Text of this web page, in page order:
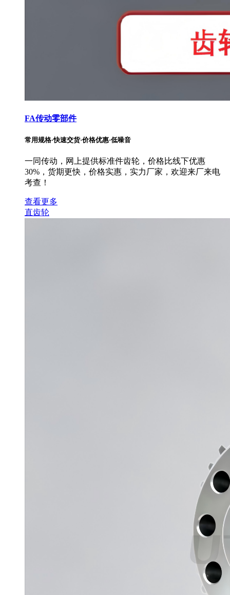
FA传动零部件
常用规格·快速交货·价格优惠·低噪音
一同传动，网上提供标准件齿轮，价格比线下优惠
30%，货期更快，价格实惠，实力厂家，欢迎来厂来电
考查！
查看更多
直齿轮